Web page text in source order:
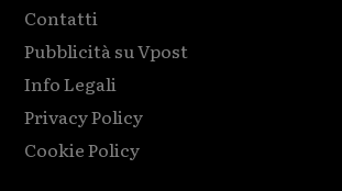
Contatti
Pubblicità su Vpost
Info Legali
Privacy Policy
Cookie Policy